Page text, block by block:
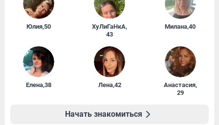
Юлия,50 ХуЛиГаНкА,
43
Милана,40
Елена,38 Лена,42 Анастасия,
29
Начать знакомиться